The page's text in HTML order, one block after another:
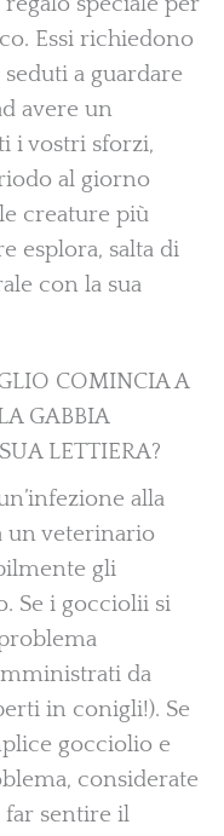
Essi richiedono
a guardare
avere un
i vostri sforzi,
al giorno
creature più
esplora, salta di
con la sua
COMINCIA A
GABBIA
LETTIERA?
alla
un veterinario
gli
Se i gocciolii si
da
in conigli!). Se
gocciolio e
considerate
far sentire il